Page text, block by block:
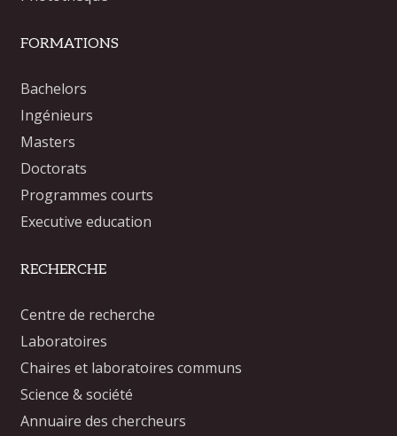
FORMATIONS
Bachelors
Ingénieurs
Masters
Doctorats
Programmes courts
Executive education
RECHERCHE
Centre de recherche
Laboratoires
Chaires et laboratoires communs
Science & société
Annuaire des chercheurs